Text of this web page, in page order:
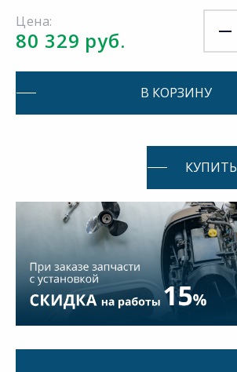
Цена:
80 329 руб.
В КОРЗИНУ